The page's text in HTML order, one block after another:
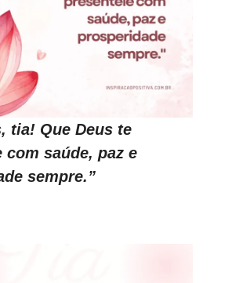
tia! Que Deus te
com saúde, paz e
sempre.”